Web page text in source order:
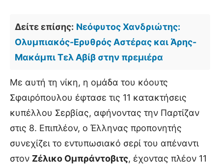
Δείτε επίσης: Νεόφυτος Χανδριώτης:
Ολυμπιακός-Ερυθρός Αστέρας και Άρης-
Μακάμπι Τελ Αβίβ στην πρεμιέρα
Με αυτή τη νίκη, η ομάδα του κόουτς
Σφαιρόπουλου έφτασε τις 11 κατακτήσεις
κυπέλλου Σερβίας, αφήνοντας την Παρτίζαν
στις 8. Επιπλέον, ο Έλληνας προπονητής
συνεχίζει το εντυπωσιακό σερί του απέναντι
στον Ζέλικο Ομπράντοβιτς, έχοντας πλέον 11